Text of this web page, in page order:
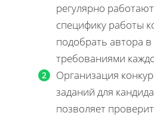
регулярно
специфику работы
подобрать автора в
требованиями
Организация
заданий для
позволяет